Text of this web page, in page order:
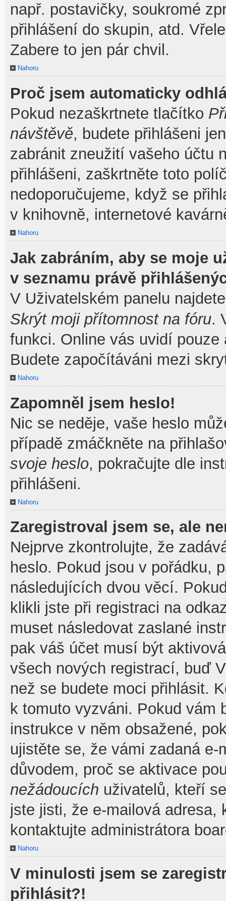
např. postavičky, soukromé
přihlášení do skupin, atd.
Zabere to jen pár chvil.
Nahoru
Proč jsem automaticky
Pokud nezaškrtnete tlačítko
návštěvě, budete přihlášeni
zabránit zneužití vašeho účtu
přihlášeni, zaškrtněte toto
nedoporučujeme, když se
v knihovně, internetové
Nahoru
Jak zabráním, aby se moje
v seznamu právě
V Uživatelském panelu
Skrýt moji přítomnost na fóru.
funkci. Online vás uvidí
Budete započítáváni mezi
Nahoru
Zapomněl jsem heslo!
Nic se neděje, vaše heslo
případě zmáčkněte na
svoje heslo, pokračujte dle
přihlášeni.
Nahoru
Zaregistroval jsem se, ale
Nejprve zkontrolujte, že
heslo. Pokud jsou v pořádku,
následujících dvou věcí.
klikli jste při registraci na
muset následovat zaslané
pak váš účet musí být
všech nových registrací, buď
než se budete moci přihlásit.
k tomuto vyzváni. Pokud vám
instrukce v něm obsažené,
ujistěte se, že vámi zadaná
důvodem, proč se aktivace
nežádoucích uživatelů, kteří
jste jisti, že e-mailová adresa,
kontaktujte administrátora
Nahoru
V minulosti jsem se
přihlásit?!